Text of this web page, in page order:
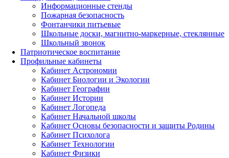
Информационные стенды
Пожарная безопасность
Фонтанчики питьевые
Школьные доски, магнитно-маркерные, стеклянные
Школьный звонок
Патриотическое воспитание
Профильные кабинеты
Кабинет Астрономии
Кабинет Биологии и Экологии
Кабинет Географии
Кабинет Истории
Кабинет Логопеда
Кабинет Начальной школы
Кабинет Основы безопасности и защиты Родины
Кабинет Психолога
Кабинет Технологии
Кабинет Физики